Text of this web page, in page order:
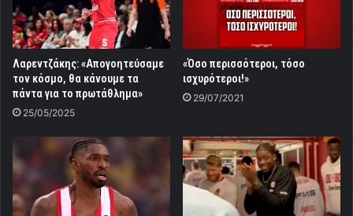
Λαρεντζάκης: «Απογοητεύσαμε
τον κόσμο, θα κάνουμε τα
πάντα για το πρωτάθλημα»
25/05/2025
«Όσο περισσότεροι, τόσο
ισχυρότεροι!»
29/07/2021